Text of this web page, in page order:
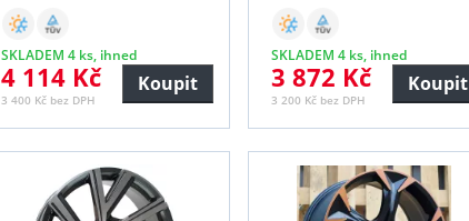
SKLADEM 4 ks, ihned
4 114 Kč
3 400 Kč bez DPH
Koupit
SKLADEM 4 ks, ihned
3 872 Kč
3 200 Kč bez DPH
Koupit